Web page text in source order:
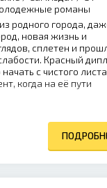
романы
родного города,
новая жизнь и
сплетен и
Красный
с чистого
когда на её пути